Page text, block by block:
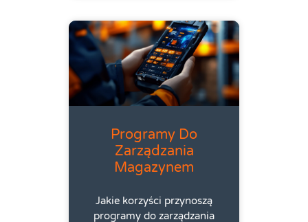
Programy Do
Zarządzania
Magazynem
Jakie korzyści przynoszą
programy do zarządzania